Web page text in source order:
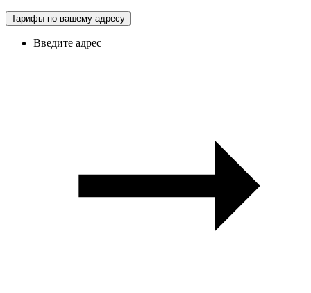
Тарифы по вашему адресу
Введите адрес